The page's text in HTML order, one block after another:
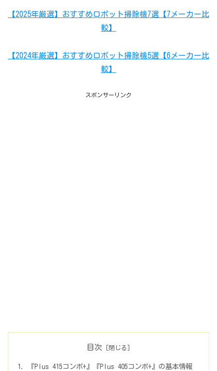
【2025年厳選】おすすめロボット掃除機7選【7メーカー比
較】
【2024年厳選】おすすめロボット掃除機5選【6メーカー比
較】
スポンサーリンク
目次
『Plus 415コンボ+』『Plus 405コンボ+』の基本情報